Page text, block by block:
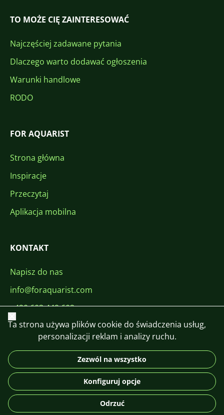
TO MOŻE CIĘ ZAINTERESOWAĆ
Najczęściej zadawane pytania
Dlaczego warto dodawać ogłoszenia
Warunki handlowe
RODO
FOR AQUARIST
Strona główna
Inspiracje
Przeczytaj
Aplikacja mobilna
KONTAKT
Napisz do nas
info@foraquarist.com
+420 603 449 602
DE
© 2026 For Aquarist
Zamknij
Ta strona używa plików cookie do świadczenia usług,
personalizacji reklam i analizy ruchu.
Zezwól na wszystko
Konfiguruj opcje
Odrzuć